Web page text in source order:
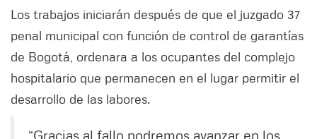
Los trabajos iniciarán después de que el juzgado 37
penal municipal con función de control de garantías
de Bogotá, ordenara a los ocupantes del complejo
hospitalario que permanecen en el lugar permitir el
desarrollo de las labores.
“Gracias al fallo podremos avanzar en los